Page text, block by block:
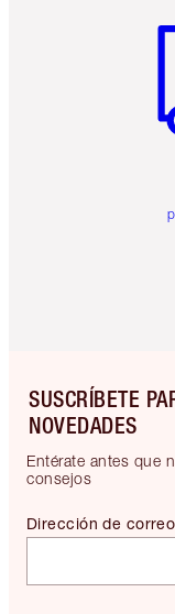
SUSCRÍBETE
NOVEDADES
Entérate antes que
consejos
Dirección de